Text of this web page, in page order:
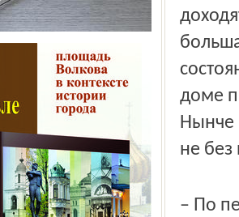
доме
Нынче
не без
– По